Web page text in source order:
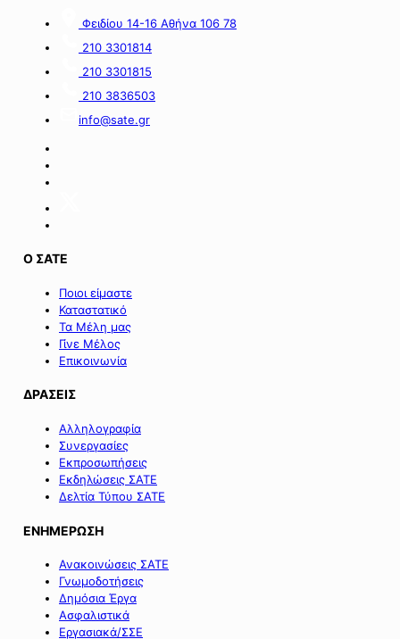
Τουρισμό:
Στρατηγικό
οργανωμένη,
Φειδίου 14-16 Αθήνα 106 78
210 3301814
210 3301815
210 3836503
info@sate.gr
Ο ΣΑΤΕ
Ποιοι είμαστε
Καταστατικό
Τα Μέλη μας
Γίνε Μέλος
Επικοινωνία
ΔΡΑΣΕΙΣ
Αλληλογραφία
Συνεργασίες
Εκπροσωπήσεις
Εκδηλώσεις ΣΑΤΕ
Δελτία Τύπου ΣΑΤΕ
ΕΝΗΜΕΡΩΣΗ
Ανακοινώσεις ΣΑΤΕ
Γνωμοδοτήσεις
Δημόσια Έργα
Ασφαλιστικά
Εργασιακά/ΣΣΕ